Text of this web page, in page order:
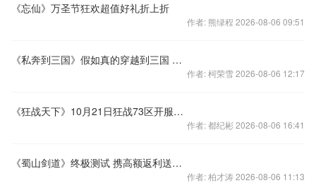
《忘仙》万圣节狂欢超值好礼折上折
作者: 熊绿程 2026-08-06 09:51
《私奔到三国》假如真的穿越到三国 你想和哪位英雄开创点啥
作者: 柯荣雪 2026-08-06 12:17
《狂战天下》10月21日狂战73区开服公告
作者: 都纪彬 2026-08-06 16:41
《蜀山剑道》终极测试 携高额返利送温暖（活动大全）
作者: 柏才涛 2026-08-06 11:13